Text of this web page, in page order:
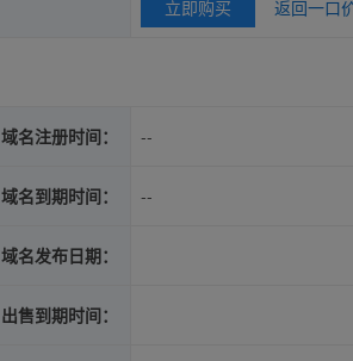
立即购买 返回一口
域名注册时间： --
域名到期时间： --
域名发布日期：
出售到期时间：